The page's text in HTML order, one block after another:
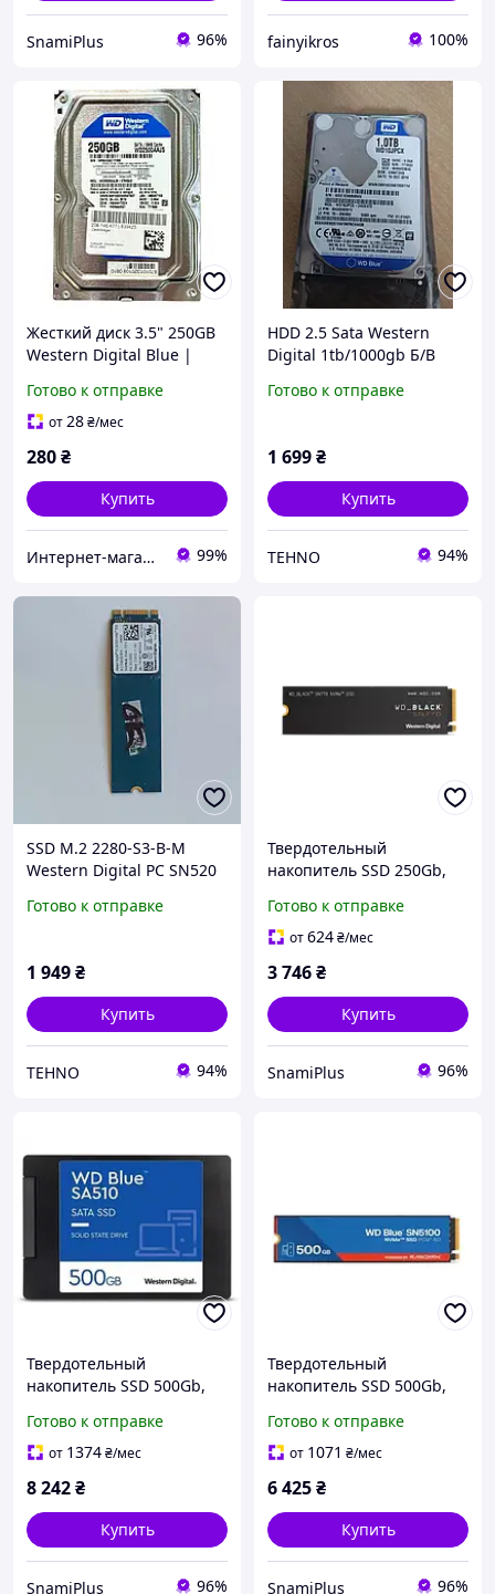
SnamiPlus 96% fainyikros 100%
Жесткий диск 3.5" 250GB
Western Digital Blue |
мин | 8 MB | SATA III Б/У
Готово к отправке
от28₴/мес
280₴
Купить
Интернет-магазин n-book 99%
HDD 2.5 Sata Western
Digital 1tb/1000gb Б/В
Готово к отправке
1 699₴
Купить
TEHNO 94%
SSD M.2 2280-S3-B-M
Western Digital PC SN520
Готово к отправке
1 949₴
Купить
TEHNO 94%
Твердотельный
накопитель SSD 250Gb,
SN770, PCI-E 4.0 x4, M.2
(WDS250G3X0E)
Готово к отправке
от624₴/мес
3 746₴
Купить
SnamiPlus 96%
Твердотельный
накопитель SSD 500Gb,
SA510, SATA3, 2.5"
(WDS500G3B0A)
Готово к отправке
от 1374₴/мес
8 242₴
Купить
SnamiPlus 96%
Твердотельный
накопитель SSD 500Gb,
SN5100, PCI-E 4.0 x4
(WDS500G5B0E-00CPE0)
Готово к отправке
от 1071 ₴/мес
6 425₴
Купить
SnamiPlus 96%